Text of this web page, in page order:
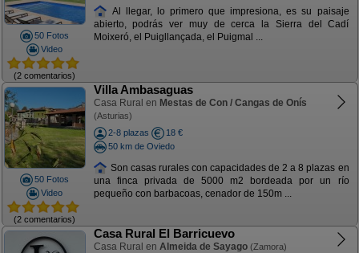
50 Fotos
Video
(2 comentarios)
Al llegar, lo primero que impresiona, es su paisaje
abierto, podrás ver muy de cerca la Sierra del Cadí
Moixeró, el Puigllançada, el Puigmal ...
50 Fotos
Video
(2 comentarios)
Villa Ambasaguas
Casa Rural en Mestas de Con / Cangas de Onís
(Asturias)
2-8 plazas
18 €
50 km de Oviedo
Son casas rurales con capacidades de 2 a 8 plazas en
una finca privada de 5000 m2 bordeada por un río
pequeño con barbacoas, cenador de 150m ...
Casa Rural El Barricuevo
Casa Rural en Almeida de Sayago (Zamora)